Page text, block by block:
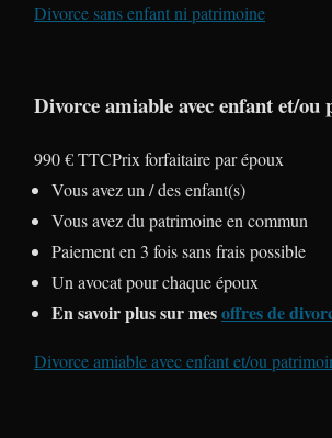
Divorce sans enfant ni patrimoine
Divorce amiable avec enfant et/ou
990 € TTCPrix forfaitaire par époux
Vous avez un / des enfant(s)
Vous avez du patrimoine en commun
Paiement en 3 fois sans frais possible
Un avocat pour chaque époux
En savoir plus sur mesoffres de
Divorce amiable avec enfant et/ou